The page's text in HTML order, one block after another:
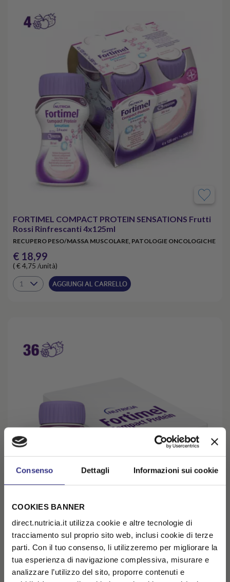
Consenso Dettagli Informazioni sui cookie
COOKIES BANNER
direct.nutricia.it utilizza cookie e altre tecnologie di
tracciamento sul proprio sito web, inclusi cookie di terze
parti. Con il tuo consenso, li utilizzeremo per migliorare la
tua esperienza di navigazione complessiva, misurare e
analizzare l’utilizzo del sito, proporre contenuti e
FORTIMEL COMPACT PROTEIN SENSATIONS Frutti
Rossi Rinfrescanti 4x125ml
RECUPERO PESO/MASSA MUSCOLARE, PATOLOGIE ONCOLOGICHE
€ 18,99
( € 4,75 /unità)
AGGIUNGI AL CARRELLO
FORTIMEL COMPACT PROTEIN SENSATIONS Frutti
Rossi Rinfrescanti 36x125ml
RECUPERO PESO/MASSA MUSCOLARE, PATOLOGIE ONCOLOGICHE